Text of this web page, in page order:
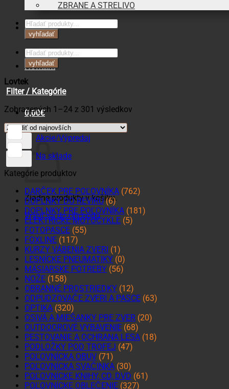
Blog
Kontakt
0,00€
Košík
Žiadne produkty v košíku.
Vrátiť sa do obchodu
ZBRANE A STRELIVO
Products
search
vyhľadať
Products
search
vyhľadať
Lovtek
Filter / Kategórie
Zobrazených 1–24 z 301 výsledkov
Akcie/Výpredaj
Na sklade
Kategórie produktov
DARČEK PRE POĽOVNÍKA (762)
DOPLNKY DO REVÍRU (6)
DOPLNKY PRE POĽOVNÍKA (181)
ELEKTRICKÉ MOTOCYKLE (5)
FOTOPASCE (55)
FOXLINE (117)
KURZY VÁBENIA ZVERI (1)
LESNÍCKE PNEUMATIKY (0)
MÄSIARSKE POTREBY (56)
NOŽE (158)
OBRANNÉ PROSTRIEDKY (12)
ODPUDZOVAČE ZVERI A PASCE (63)
OPTIKA (320)
OSIVÁ A MIEŠANKY PRE ZVER (20)
OUTDOOROVÉ VYBAVENIE (68)
PESTOVANIE A OCHRANA LESA (18)
PODLOŽKY POD TROFEJ (47)
POĽOVNÍCKA OBUV (71)
POĽOVNÍCKA SVAČINKA (30)
POĽOVNÍCKE KNIHY, CD, DVD (61)
POĽOVNÍCKE OBLEČENIE (327)